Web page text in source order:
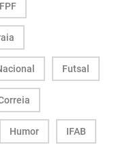
FPF
Futsal
Humor IFAB